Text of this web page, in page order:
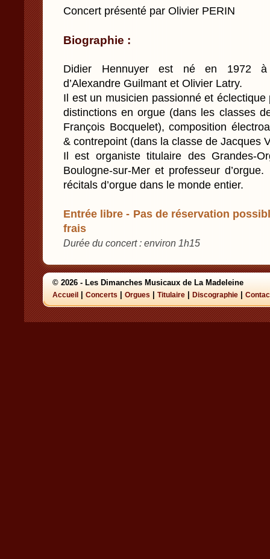
Concert présenté par Olivier PERIN
Biographie :
Didier Hennuyer est né en 1972 à
d’Alexandre Guilmant et Olivier Latry.
Il est un musicien passionné et éclectique
distinctions en orgue (dans les classes
François Bocquelet), composition
& contrepoint (dans la classe de Jacques
Il est organiste titulaire des Grandes-
Boulogne-sur-Mer et professeur
récitals d’orgue dans le monde entier.
Entrée libre - Pas de réservation
frais
Durée du concert : environ 1h15
© 2026 - Les Dimanches Musicaux de La Madeleine
Accueil Concerts Orgues Titulaire Discographie